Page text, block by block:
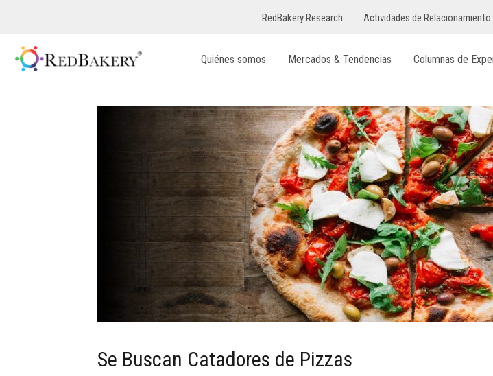
RedBakery Research Actividades de Relacionamiento
Quiénes somos Mercados & Tendencias Columnas de
Se Buscan Catadores de Pizzas